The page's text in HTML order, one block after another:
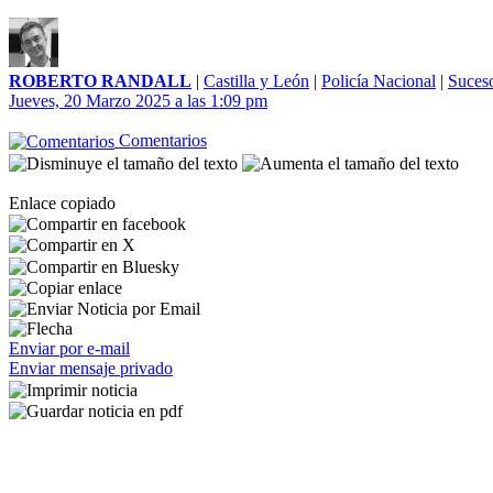
ROBERTO RANDALL | Castilla y León | Policía Nacional |
Jueves, 20 Marzo 2025 a las 1:09 pm
Comentarios
Enlace copiado
Enviar por e-mail
Enviar mensaje privado